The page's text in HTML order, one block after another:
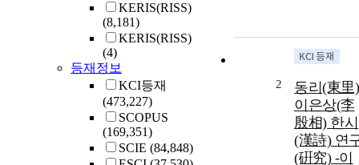
KERIS(RISS)
(8,181)
KERIS(RISS)
(4)
등재정보
KCI등재
(473,227)
SCOPUS
(169,351)
SCIE (84,848)
2
동리(東里)
이은상(李
殷相) 한시
(漢詩) 연
(硏究) -이